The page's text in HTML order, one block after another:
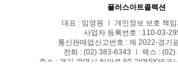
플러스아트콜렉션
대표 : 임영원 ㅣ 개인정보 보호 책
사업자 등록번호 : 110-03-
통신판매업신고번호 : 제 2022-경기
전화 : (02) 383-6343 ㅣ 팩스 : (02)
주소 : 경기 광명시 하안로 60 광명SK테크